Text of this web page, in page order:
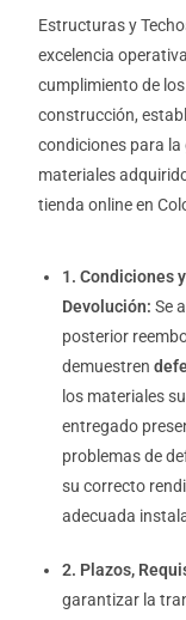
Estructuras y
excelencia
cumplimiento de
construcción,
condiciones para la
materiales
tienda online en
1. Condiciones
Devolución: Se
posterior
demuestren
los materiales
entregado
problemas de
su correcto
adecuada
2. Plazos,
garantizar la